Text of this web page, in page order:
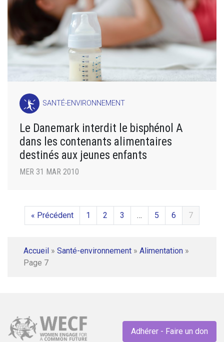
SANTÉ-ENVIRONNEMENT
Le Danemark interdit le bisphénol A
dans les contenants alimentaires
destinés aux jeunes enfants
MER 31 MAR 2010
« Précédent 1 2 3 … 5 6 7
Accueil » Santé-environnement » Alimentation »
Page 7
Adhérer - Faire un don